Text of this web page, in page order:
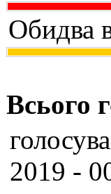
Обидва
Всього
2019 -